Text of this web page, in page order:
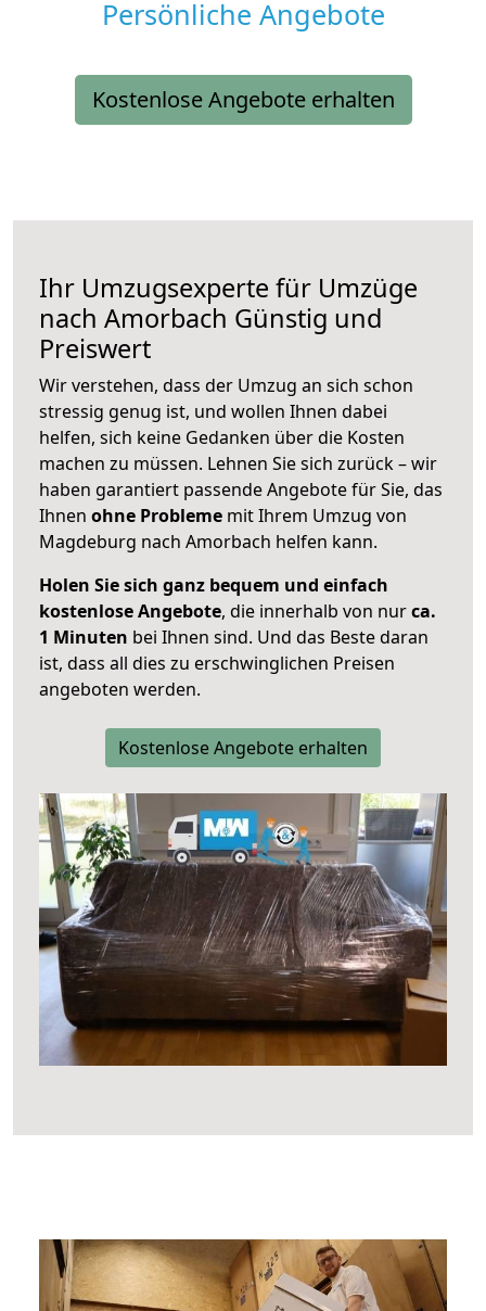
Persönliche Angebote
Kostenlose Angebote erhalten
Ihr Umzugsexperte für Umzüge
nach Amorbach Günstig und
Preiswert
Wir verstehen, dass der Umzug an sich schon
stressig genug ist, und wollen Ihnen dabei
helfen, sich keine Gedanken über die Kosten
machen zu müssen. Lehnen Sie sich zurück – wir
haben garantiert passende Angebote für Sie, das
Ihnen ohne Probleme mit Ihrem Umzug von
Magdeburg nach Amorbach helfen kann.
Holen Sie sich ganz bequem und einfach
kostenlose Angebote, die innerhalb von nurca.
1 Minuten bei Ihnen sind. Und das Beste daran
ist, dass all dies zu erschwinglichen Preisen
angeboten werden.
Kostenlose Angebote erhalten